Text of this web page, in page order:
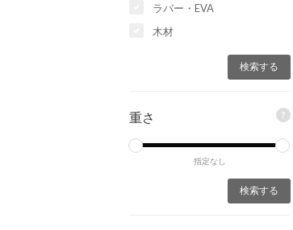
ラバー・EVA
木材
重さ ?
指定なし